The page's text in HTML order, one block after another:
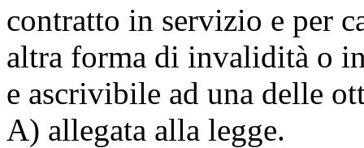
contratto in servizio e per
altra forma di invalidità o
e ascrivibile ad una delle
A) allegata alla legge.